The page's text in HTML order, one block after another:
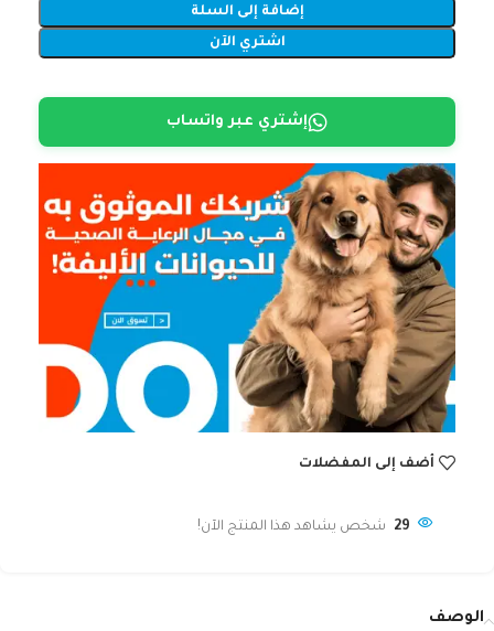
إضافة إلى السلة
اشتري الآن
إشتري عبر واتساب
أضف إلى المفضلات
29 شخص يشاهد هذا المنتج الآن!
الوصف